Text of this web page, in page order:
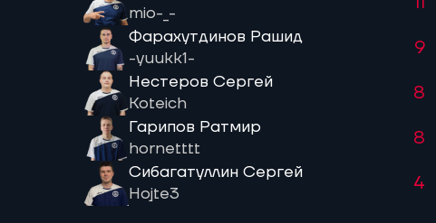
mio-_-
Фарахутдинов Рашид
-yuukk1-
9
Нестеров Сергей
Koteich
8
Гарипов Ратмир
hornetttt
8
Сибагатуллин Сергей
Hojte3
4